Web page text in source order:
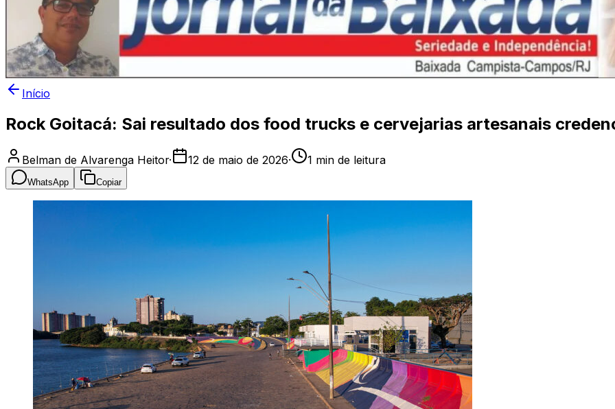
Início
Rock Goitacá: Sai resultado dos food trucks e cervejarias artesanais
Belman de Alvarenga Heitor· 12 de maio de 2026· 1 min de leitura
WhatsApp Copiar